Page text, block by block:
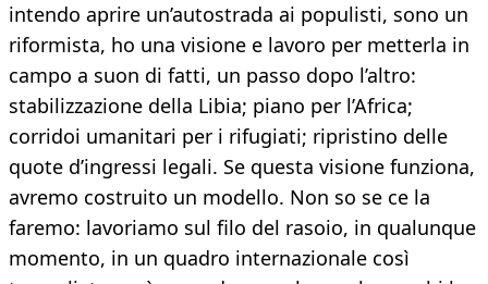
intendo aprire un’autostrada ai populisti, sono un
riformista, ho una visione e lavoro per metterla in
campo a suon di fatti, un passo dopo l’altro:
stabilizzazione della Libia; piano per l’Africa;
corridoi umanitari per i rifugiati; ripristino delle
quote d’ingressi legali. Se questa visione funziona,
avremo costruito un modello. Non so se ce la
faremo: lavoriamo sul filo del rasoio, in qualunque
momento, in un quadro internazionale così